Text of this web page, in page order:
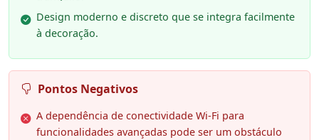
Design moderno e discreto que se integra facilmente
à decoração.
Pontos Negativos
A dependência de conectividade Wi-Fi para
funcionalidades avançadas pode ser um obstáculo